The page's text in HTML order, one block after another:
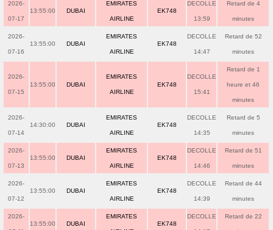
2026-
07-17
13:55:00 DUBAI
EMIRATES
AIRLINE
EK748
DECOLLE
13:59
Retard de 4
minutes
2026-
07-16
13:55:00 DUBAI
EMIRATES
AIRLINE
EK748
DECOLLE
14:47
Retard de 52
minutes
2026-
07-15
13:55:00 DUBAI
EMIRATES
AIRLINE
EK748
DECOLLE
15:41
Retard de 1
heure et 46
minutes
2026-
07-14
14:30:00 DUBAI
EMIRATES
AIRLINE
EK748
DECOLLE
14:35
Retard de 5
minutes
2026-
07-13
13:55:00 DUBAI
EMIRATES
AIRLINE
EK748
DECOLLE
14:46
Retard de 51
minutes
2026-
07-12
13:55:00 DUBAI
EMIRATES
AIRLINE
EK748
DECOLLE
14:39
Retard de 44
minutes
2026-
13:55:00 DUBAI
EMIRATES
EK748
DECOLLE Retard de 22